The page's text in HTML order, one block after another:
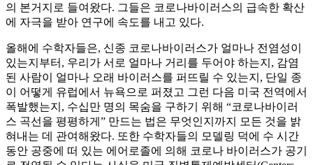
의 본거지로 들여왔다. 그들은 코로나바이러스의 급속한 확산
에 자극을 받아 연구에 속도를 내고 있다.
올해에 수학자들은, 신종 코로나바이러스가 얼마나 전염성이
있는지부터, 우리가 서로 얼마나 거리를 두어야 하는지, 감염
된 사람이 얼마나 오래 바이러스를 퍼뜨릴 수 있는지, 단일 종
이 어떻게 유럽에서 뉴욕으로 퍼졌고 그런 다음 미국 전역에서
폭발했는지, 수십만 명의 목숨을 구하기 위해 “코로나바이러
스 곡선을 평평하게” 만드는 법은 무엇인지까지 모든 것을 밝
혀내는 데 관여해왔다. 또한 수학자들의 모델링 덕에 수 시간
동안 공중에 떠 있는 에어로졸에 의해 코로나 바이러스가 공기